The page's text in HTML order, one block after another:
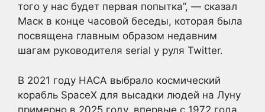
того у нас будет первая попытка”, — сказал
Маск в конце часовой беседы, которая была
посвящена главным образом недавним
шагам руководителя serial у руля Twitter.
В 2021 году НАСА выбрало космический
корабль SpaceX для высадки людей на Луну
примерно в 2025 году, впервые с 1972 года.